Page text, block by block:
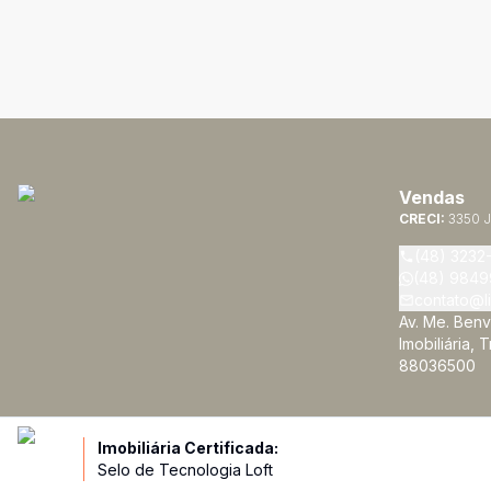
Vendas
CRECI: 3350 J
Av. Me.
Imobiliária,
88036500
Imobiliária Certificada:
Selo de Tecnologia Loft